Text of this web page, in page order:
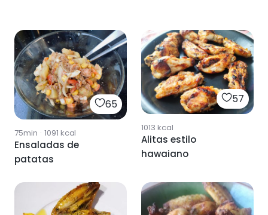
65
75min · 1091 kcal
Ensaladas de
patatas
57
1013 kcal
Alitas estilo
hawaiano